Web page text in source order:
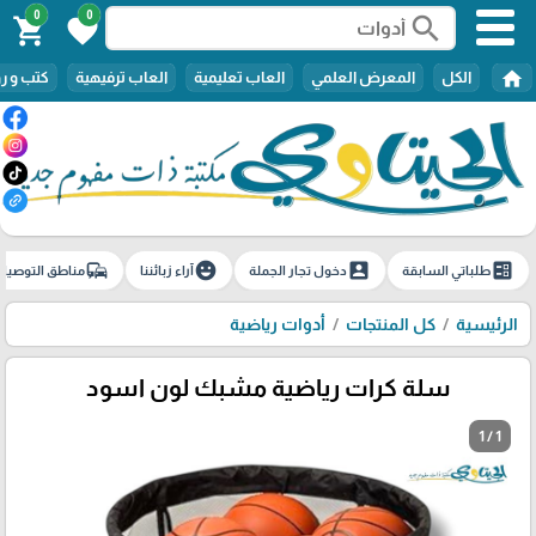
search
0
favorite
0
shopping_cart
home الكل المعرض العلمي العاب تعليمية العاب ترفيهية كتب و
ballotطلباتي السابقة account_boxدخول تجار الجملة emoji_emotionsآراء زبائننا commuteمناطق
الرئيسية كل المنتجات أدوات رياضية
سلة كرات رياضية مشبك لون اسود
1 / 1